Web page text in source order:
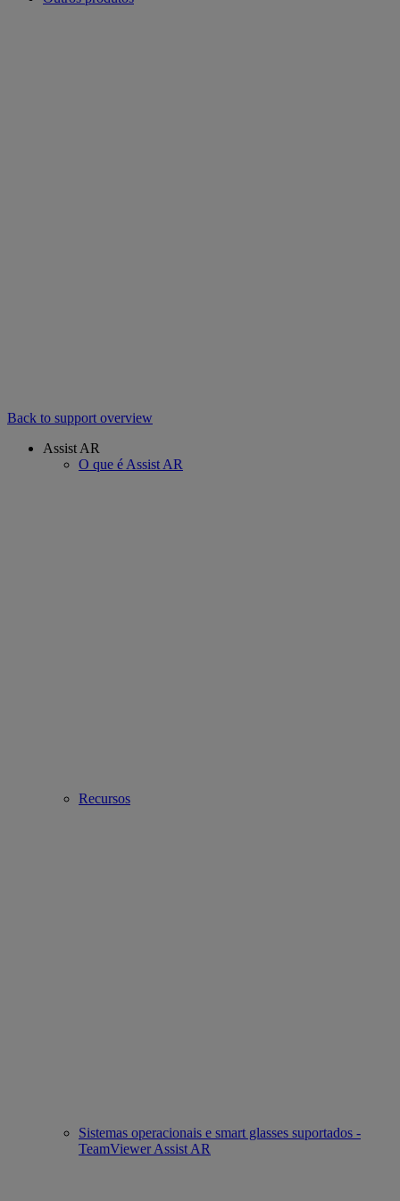
Back to support overview
Assist AR
O que é Assist AR
Recursos
Sistemas operacionais e smart glasses suportados -
TeamViewer Assist AR